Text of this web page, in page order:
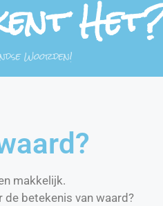
Woorden!
makkelijk.
de betekenis van waard?